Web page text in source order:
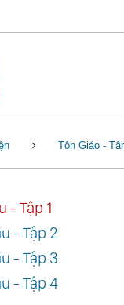
Tôn Giáo -
- Tập 1
- Tập 2
- Tập 3
- Tập 4